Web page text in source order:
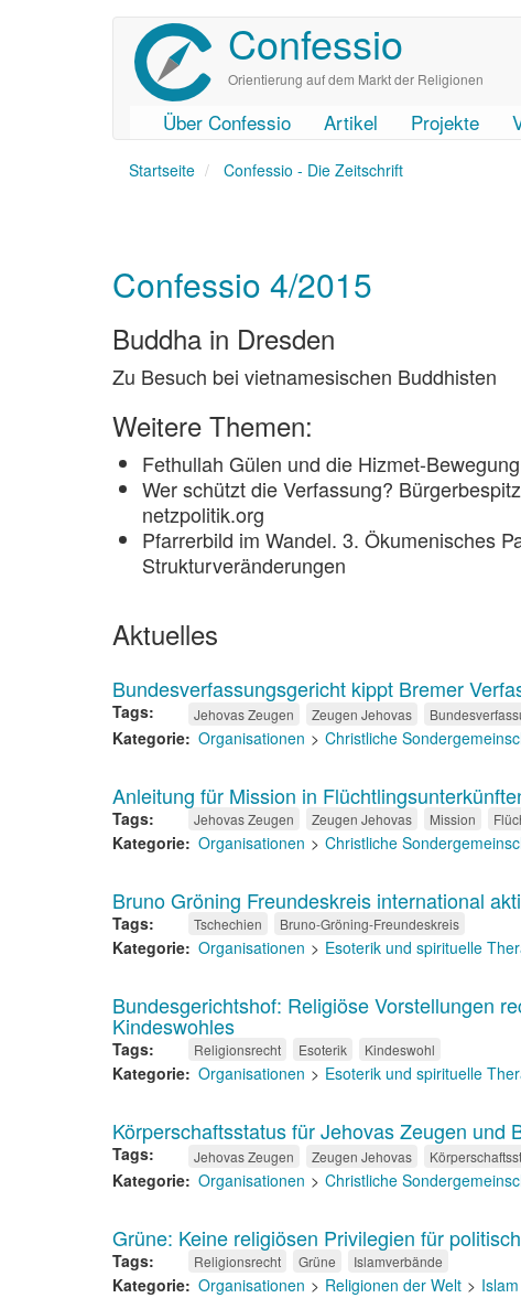
Confessio
Orientierung auf dem Markt der Religionen
User
account
Main
navigation
Über Confessio Artikel Projekte
Startseite Confessio - Die Zeitschrift
Confessio 4/2015
Buddha in Dresden
Zu Besuch bei vietnamesischen Buddhisten
Weitere Themen:
Fethullah Gülen und die Hizmet-Bewegung
Wer schützt die Verfassung?
netzpolitik.org
Pfarrerbild im Wandel. 3. Ökumenisches
Strukturveränderungen
Aktuelles
Bundesverfassungsgericht kippt Bremer
Tags Jehovas Zeugen Zeugen Jehovas
Kategorie Organisationen Christliche
Anleitung für Mission in
Tags Jehovas Zeugen Zeugen Jehovas Mission
Kategorie Organisationen Christliche
Bruno Gröning Freundeskreis international
Tags Tschechien Bruno-Gröning-Freundeskreis
Kategorie Organisationen Esoterik und spirituelle
Bundesgerichtshof: Religiöse Vorstellungen
Kindeswohles
Tags Religionsrecht Esoterik Kindeswohl
Kategorie Organisationen Esoterik und spirituelle
Körperschaftsstatus für Jehovas Zeugen und
Tags Jehovas Zeugen Zeugen Jehovas
Kategorie Organisationen Christliche
Grüne: Keine religiösen Privilegien für
Tags Religionsrecht Grüne Islamverbände
Kategorie Organisationen Religionen der Welt Islam